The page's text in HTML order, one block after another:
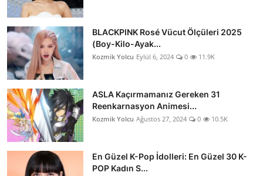
BLACKPINK Rosé Vücut Ölçüleri 2025
(Boy-Kilo-Ayak...
Kozmik Yolcu Eylül 6, 2024 0 11.9K
ASLA Kaçırmamanız Gereken 31
Reenkarnasyon Animesi...
Kozmik Yolcu Ağustos 27, 2024 0 10.5K
En Güzel K-Pop İdolleri: En Güzel 30 K-
POP Kadın S...